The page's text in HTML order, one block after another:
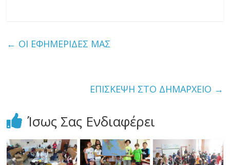
← ΟΙ ΕΦΗΜΕΡΙΔΕΣ ΜΑΣ
ΕΠΙΣΚΕΨΗ ΣΤΟ ΔΗΜΑΡΧΕΙΟ →
Ίσως Σας Ενδιαφέρει